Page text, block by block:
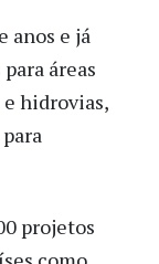
anos e já
áreas
hidrovias,
projetos